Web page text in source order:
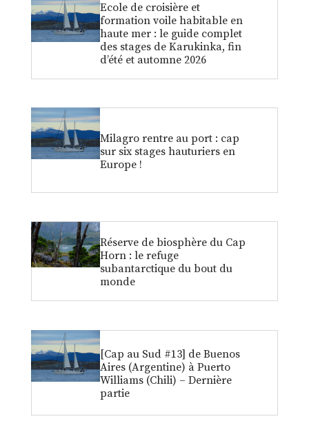
Ecole de croisière et
formation voile habitable en
haute mer : le guide complet
des stages de Karukinka, fin
d’été et automne 2026
Milagro rentre au port : cap
sur six stages hauturiers en
Europe !
Réserve de biosphère du Cap
Horn : le refuge
subantarctique du bout du
monde
[Cap au Sud #13] de Buenos
Aires (Argentine) à Puerto
Williams (Chili) – Dernière
partie